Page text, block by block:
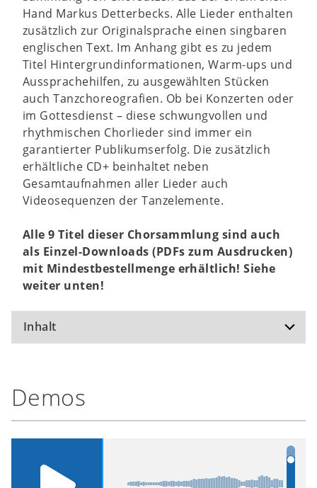
Hand Markus Detterbecks. Alle Lieder enthalten
zusätzlich zur Originalsprache einen singbaren
englischen Text. Im Anhang gibt es zu jedem
Titel Hintergrundinformationen, Warm-ups und
Aussprachehilfen, zu ausgewählten Stücken
auch Tanzchoreografien. Ob bei Konzerten oder
im Gottesdienst – diese schwungvollen und
rhythmischen Chorlieder sind immer ein
garantierter Publikumserfolg. Die zusätzlich
erhältliche CD+ beinhaltet neben
Gesamtaufnahmen aller Lieder auch
Videosequenzen der Tanzelemente.
Alle 9 Titel dieser Chorsammlung sind auch
als Einzel-Downloads (PDFs zum Ausdrucken)
mit Mindestbestellmenge erhältlich! Siehe
weiter unten!
Inhalt
Molweni /
Sesithi bonga /Let us sing
Thina singo /
Thula mtwana wami /
African lullaby
Demos